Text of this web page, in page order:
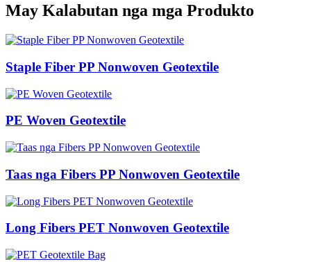
May Kalabutan nga mga Produkto
Staple Fiber PP Nonwoven Geotextile
PE Woven Geotextile
Taas nga Fibers PP Nonwoven Geotextile
Long Fibers PET Nonwoven Geotextile